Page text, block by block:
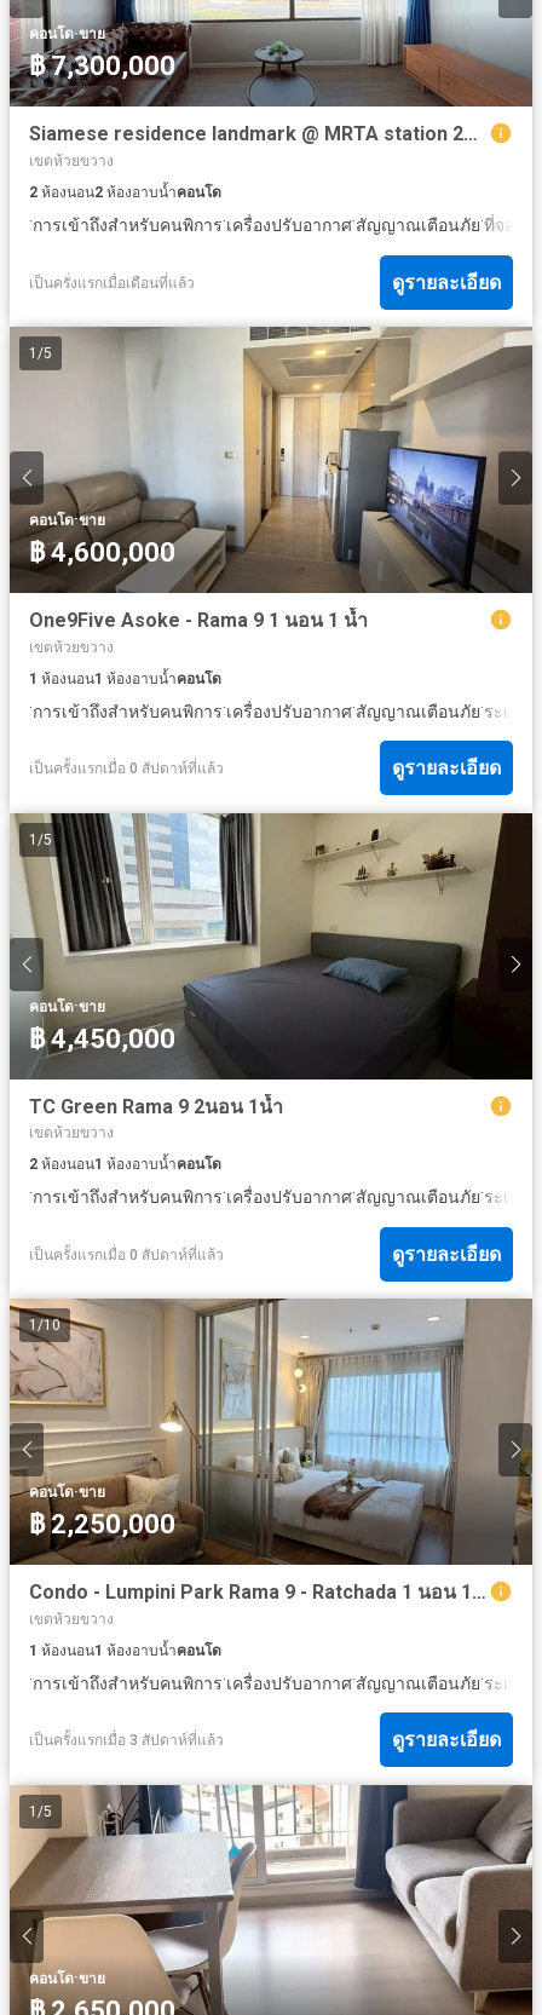
คอนโด·ขาย
฿ 7,300,000
Siamese residence landmark @ MRTA station 2นอน 2 น้ำ
เขตห้วยขวาง
2 ห้องนอน2 ห้องอาบน้ำคอนโด
·การเข้าถึงสำหรับคนพิการ·เครื่องปรับอากาศ·สัญญาณเตือนภัย·ที่จอดร
เป็นครั่งแรกเมื่อเดือนที่แล้ว ดูรายละเอียด
1 /5
คอนโด·ขาย
฿ 4,600,000
One9Five Asoke - Rama 9 1 นอน 1 น้ำ
เขตห้วยขวาง
1 ห้องนอน1 ห้องอาบน้ำคอนโด
·การเข้าถึงสำหรับคนพิการ·เครื่องปรับอากาศ·สัญญาณเตือนภัย·ระเบียง
เป็นครั้งแรกเมื่อ 0 สัปดาห์ที่แล้ว ดูรายละเอียด
1 /5
คอนโด·ขาย
฿ 4,450,000
TC Green Rama 9 2นอน 1น้ำ
เขตห้วยขวาง
2 ห้องนอน1 ห้องอาบน้ำคอนโด
·การเข้าถึงสำหรับคนพิการ·เครื่องปรับอากาศ·สัญญาณเตือนภัย·ระเบียง
เป็นครั้งแรกเมื่อ 0 สัปดาห์ที่แล้ว ดูรายละเอียด
1 /10
คอนโด·ขาย
฿ 2,250,000
Condo - Lumpini Park Rama 9 - Ratchada 1 นอน 1 น้ำ
เขตห้วยขวาง
1 ห้องนอน1 ห้องอาบน้ำคอนโด
·การเข้าถึงสำหรับคนพิการ·เครื่องปรับอากาศ·สัญญาณเตือนภัย·ระเบียง
เป็นครั้งแรกเมื่อ 3 สัปดาห์ที่แล้ว ดูรายละเอียด
1 /5
คอนโด·ขาย